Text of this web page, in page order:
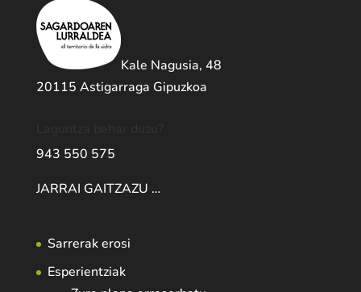
Kale Nagusia, 48
20115 Astigarraga Gipuzkoa
943 550 575
JARRAI GAITZAZU …
Sarrerak erosi
Esperientziak